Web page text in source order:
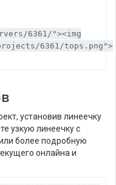
6361/"><img
6361/tops.png">
установив линеечку
узкую линеечку с
более подробную
онлайна и